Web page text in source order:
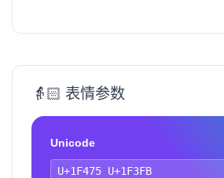
👵🏻 表情参数
Unicode